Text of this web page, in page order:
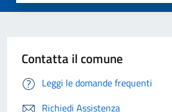
Contatta il comune
Leggi le domande frequenti
Richiedi Assistenza